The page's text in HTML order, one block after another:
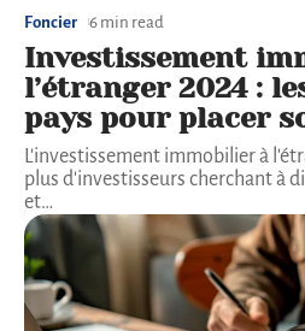
Foncier 6 min read
Investissement
l’étranger 2024 :
pays pour placer
L'investissement immobilier à
plus d'investisseurs cherchant à
et…